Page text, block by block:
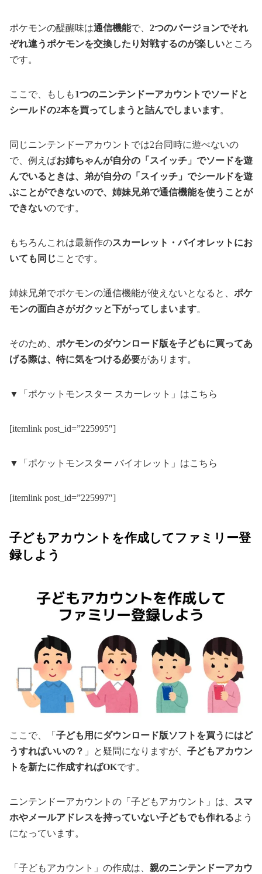
ポケモンの醍醐味は通信機能で、 2つのバージョンでそれ
ぞれ違うポケモンを交換したり対戦するのが楽しいところ
です。
ここで、もしも1つのニンテンドーアカウントでソードと
シールドの2本を買ってしまうと詰んでしまいます。
同じニンテンドーアカウントでは2台同時に遊べないの
で、例えばお姉ちゃんが自分の「スイッチ」でソードを遊
んでいるときは、弟が自分の「スイッチ」でシールドを遊
ぶことができないので、姉妹兄弟で通信機能を使うことが
できないのです。
もちろんこれは最新作のスカーレット・バイオレットにお
いても同じことです。
姉妹兄弟でポケモンの通信機能が使えないとなると、 ポケ
モンの面白さがガクッと下がってしまいます。
そのため、 ポケモンのダウンロード版を子どもに買ってあ
げる際は、特に気をつける必要があります。
▼「ポケットモンスター スカーレット」はこちら
[itemlink post_id=”225995″]
▼「ポケットモンスター バイオレット」はこちら
[itemlink post_id=”225997″]
子どもアカウントを作成してファミリー登
録しよう
ここで、「 子ども用にダウンロード版ソフトを買うにはど
うすればいいの？ 」と疑問になりますが、 子どもアカウン
トを新たに作成すればOKです。
ニンテンドーアカウントの「子どもアカウント」は、
スマ
ホやメールアドレスを持っていない子どもでも作れるよう
になっています。
「子どもアカウント」の作成は、 親のニンテンドーアカウ